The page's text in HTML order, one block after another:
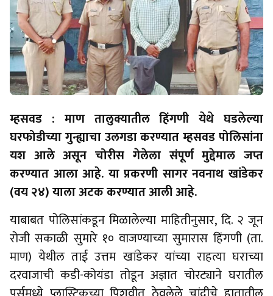
म्हसवड : माण तालुक्यातील हिंगणी येथे घडलेल्या
घरफोडीच्या गुन्ह्याचा उलगडा करण्यात म्हसवड पोलिसांना
यश आले असून चोरीस गेलेला संपूर्ण मुद्देमाल जप्त
करण्यात आला आहे. या प्रकरणी सागर नवनाथ खांडेकर
(वय २४) याला अटक करण्यात आली आहे.
याबाबत पोलिसांकडून मिळालेल्या माहितीनुसार, दि. २ जून
रोजी सकाळी सुमारे १० वाजण्याच्या सुमारास हिंगणी (ता.
माण) येथील ताई उत्तम खांडेकर यांच्या राहत्या घराच्या
दरवाजाची कडी-कोयंडा तोडून अज्ञात चोरट्याने घरातील